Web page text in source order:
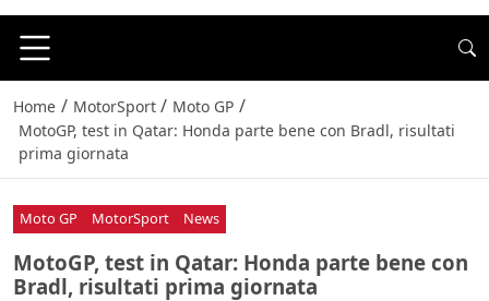
Home / MotorSport / Moto GP /
MotoGP, test in Qatar: Honda parte bene con Bradl, risultati
prima giornata
Moto GP MotorSport News
MotoGP, test in Qatar: Honda parte bene con
Bradl, risultati prima giornata